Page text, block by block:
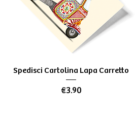
Quick View
Spedisci Cartolina Lapa Carretto
Price
€3.90